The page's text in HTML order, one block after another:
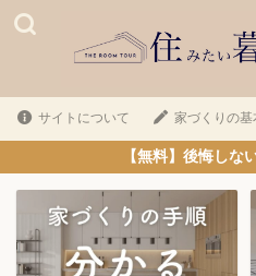
サイトについて 家づくりの基
【無料】後悔しな